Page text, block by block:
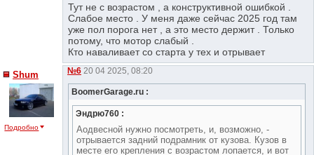
Тут не с возрастом , а конструктивной ошибкой .
Слабое место . У меня даже сейчас 2025 год там
уже пол порога нет , а это место держит . Только
потому, что мотор слабый .
Кто наваливает со старта у тех и отрывает
Shum
Подробно
№6 20 04 2025, 08:20
BoomerGarage.ru :
Эндрю760 :
Аодвесной нужно посмотреть, и, возможно, -
отрывается задний подрамник от кузова. Кузов в
месте его крепления с возрастом лопается, и вот